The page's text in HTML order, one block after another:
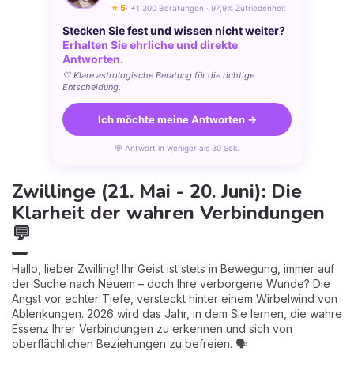
⭐ 5· +1.300 Beratungen · 97,9% Zufriedenheit
Stecken Sie fest und wissen nicht weiter?
Erhalten Sie ehrliche und direkte
Antworten.
🤍 Klare astrologische Beratung für die richtige
Entscheidung.
Ich möchte meine Antworten →
💬 Antwort in weniger als 30 Sek.
Zwillinge (21. Mai - 20. Juni): Die
Klarheit der wahren Verbindungen
💬
Hallo, lieber Zwilling! Ihr Geist ist stets in Bewegung, immer auf
der Suche nach Neuem – doch Ihre verborgene Wunde? Die
Angst vor echter Tiefe, versteckt hinter einem Wirbelwind von
Ablenkungen. 2026 wird das Jahr, in dem Sie lernen, die wahre
Essenz Ihrer Verbindungen zu erkennen und sich von
oberflächlichen Beziehungen zu befreien. 🗣️